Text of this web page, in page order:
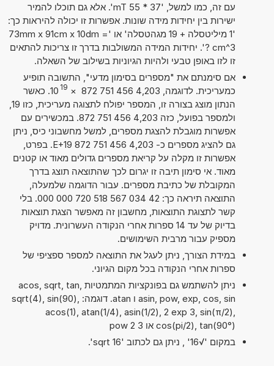
עם זה, כמו למשל, '37 * 55 mT'. אלא גם תוכלו להמיר
ישירות בין יחידות מידה שונות. אפשרות זו יכולה להיראות כך:
'1 מיליטסלה + 19 מגהטסלה' או '73mm x 91cm x 10dm =
? cm^3'. יחידות המידה המשולבות בדרך זו צריכות להתאים
זו לזו באופן טבעי ולהיות הגיוניות בשילוב של השאלה.
אם סימנתם את "מספרים בסימון מדעי", התשובה תופיע
כמעריכית. לדוגמה, 4,203 456 751 872
×
10 19
. כאשר
ולמספר בפועל, כזה 4,203 456 751 872. במכשירים עם
אפשרות מוגבלת להצגת מספרים, למשל מחשבוני כיס, ניתן
גם להציג מספרים כ- 4,203 456 751 872 E+19. בפרט,
אפשרות זו מקלה על קריאת מספרים גדולים מאוד או קטנים
מאוד. אי סימון תיבה זו יגרום לכך שהתוצאה תוצג בדרך
המקובלת של כתיבת מספרים. עבור הדוגמה שלמעלה,
התוצאה תיראה כך: 42 034 567 518 720 000 000. בלי
קשר לתצוגת התוצאות, מחשבון זה מאפשר הצגת תוצאות
בדיוק של עד 14 ספרות אחרי הנקודה העשרונית. מדויק
מספיק עבור מרבית השימושים.
במידת הצורך, ניתן לעגל את התוצאה למספר ספציפי של
ספרות אחרי הנקודה בכל מקום הגיוני.
ניתן להשתמש גם בפונקציות המתמטיות acos, sqrt, tan,
asin, pow, exp, cos, sin ו atan. דוגמה: sqrt(4), sin(90),
acos(1), atan(1/4), asin(1/2), 2 exp 3, sin(π/2),
cos(pi/2), tan(90°) או 3 pow 2
במקום '√16' , ניתן גם לכתוב 'sqrt 16'.